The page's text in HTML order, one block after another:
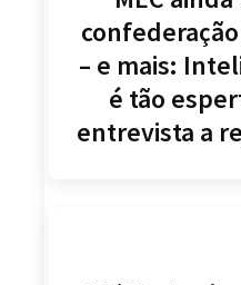
– e mais:
é tão
entrevista a